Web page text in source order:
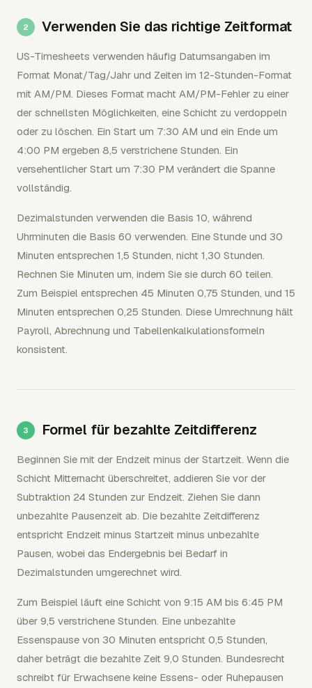
Verwenden Sie das richtige Zeitformat
US-Timesheets verwenden häufig Datumsangaben im
Format Monat/Tag/Jahr und Zeiten im 12-Stunden-Format
mit AM/PM. Dieses Format macht AM/PM-Fehler zu einer
der schnellsten Möglichkeiten, eine Schicht zu verdoppeln
oder zu löschen. Ein Start um 7:30 AM und ein Ende um
4:00 PM ergeben 8,5 verstrichene Stunden. Ein
versehentlicher Start um 7:30 PM verändert die Spanne
vollständig.
Dezimalstunden verwenden die Basis 10, während
Uhrminuten die Basis 60 verwenden. Eine Stunde und 30
Minuten entsprechen 1,5 Stunden, nicht 1,30 Stunden.
Rechnen Sie Minuten um, indem Sie sie durch 60 teilen.
Zum Beispiel entsprechen 45 Minuten 0,75 Stunden, und 15
Minuten entsprechen 0,25 Stunden. Diese Umrechnung hält
Payroll, Abrechnung und Tabellenkalkulationsformeln
konsistent.
Formel für bezahlte Zeitdifferenz
Beginnen Sie mit der Endzeit minus der Startzeit. Wenn die
Schicht Mitternacht überschreitet, addieren Sie vor der
Subtraktion 24 Stunden zur Endzeit. Ziehen Sie dann
unbezahlte Pausenzeit ab. Die bezahlte Zeitdifferenz
entspricht Endzeit minus Startzeit minus unbezahlte
Pausen, wobei das Endergebnis bei Bedarf in
Dezimalstunden umgerechnet wird.
Zum Beispiel läuft eine Schicht von 9:15 AM bis 6:45 PM
über 9,5 verstrichene Stunden. Eine unbezahlte
Essenspause von 30 Minuten entspricht 0,5 Stunden,
daher beträgt die bezahlte Zeit 9,0 Stunden. Bundesrecht
schreibt für Erwachsene keine Essens- oder Ruhepausen